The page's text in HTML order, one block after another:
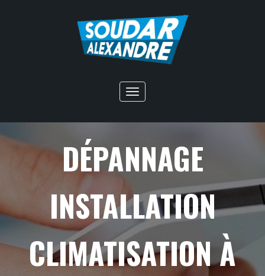
Toggle
navigation
DÉPANNAGE
INSTALLATION
CLIMATISATION À